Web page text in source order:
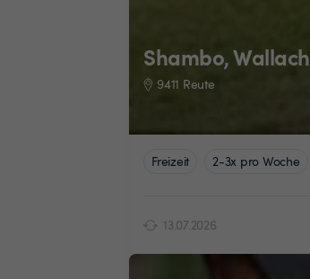
Shambo, Wallach
9411 Reute
Freizeit 2-3x pro Woche
13.07.2026